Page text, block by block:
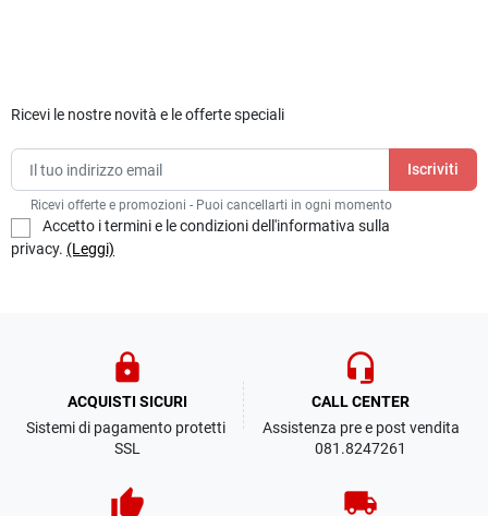
Ricevi le nostre novità e le offerte speciali
Ricevi offerte e promozioni - Puoi cancellarti in ogni momento
Accetto i termini e le condizioni dell'informativa sulla
privacy. (Leggi)
lock
ACQUISTI SICURI
Sistemi di pagamento protetti
SSL
headset_mic
CALL CENTER
Assistenza pre e post vendita
081.8247261
thumb_up local_shipping